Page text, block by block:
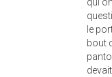
le
bout